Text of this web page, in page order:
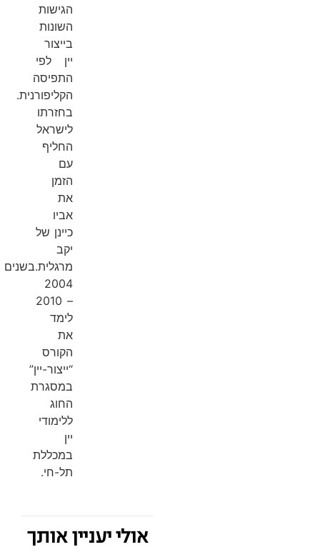
הגישות
השונות
בייצור
יין לפי
התפיסה
הקליפורנית.
בחזרתו
לישראל
החליף
עם
הזמן
את
אביו
כיינן של
יקב
מרגלית.בשנים
2004
– 2010
לימד
את
הקורס
“ייצור-יין”
במסגרת
החוג
ללימודי
יין
במכללת
תל-חי.
אולי יעניין אותך